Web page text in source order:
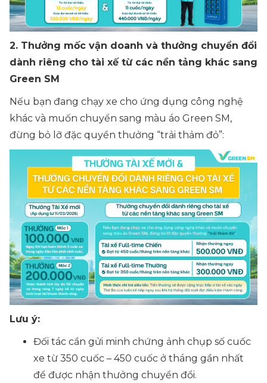
2. Thưởng mốc vận doanh và thưởng chuyển đổi
dành riêng cho tài xế từ các nền tảng khác sang
Green SM
Nếu bạn đang chạy xe cho ứng dụng công nghệ
khác và muốn chuyển sang màu áo Green SM,
đừng bỏ lỡ đặc quyền thưởng “trải thảm đỏ”:
Lưu ý:
Đối tác cần gửi minh chứng ảnh chụp số cuốc
xe từ 350 cuốc – 450 cuốc ở tháng gần nhất
để được nhận thưởng chuyển đổi.